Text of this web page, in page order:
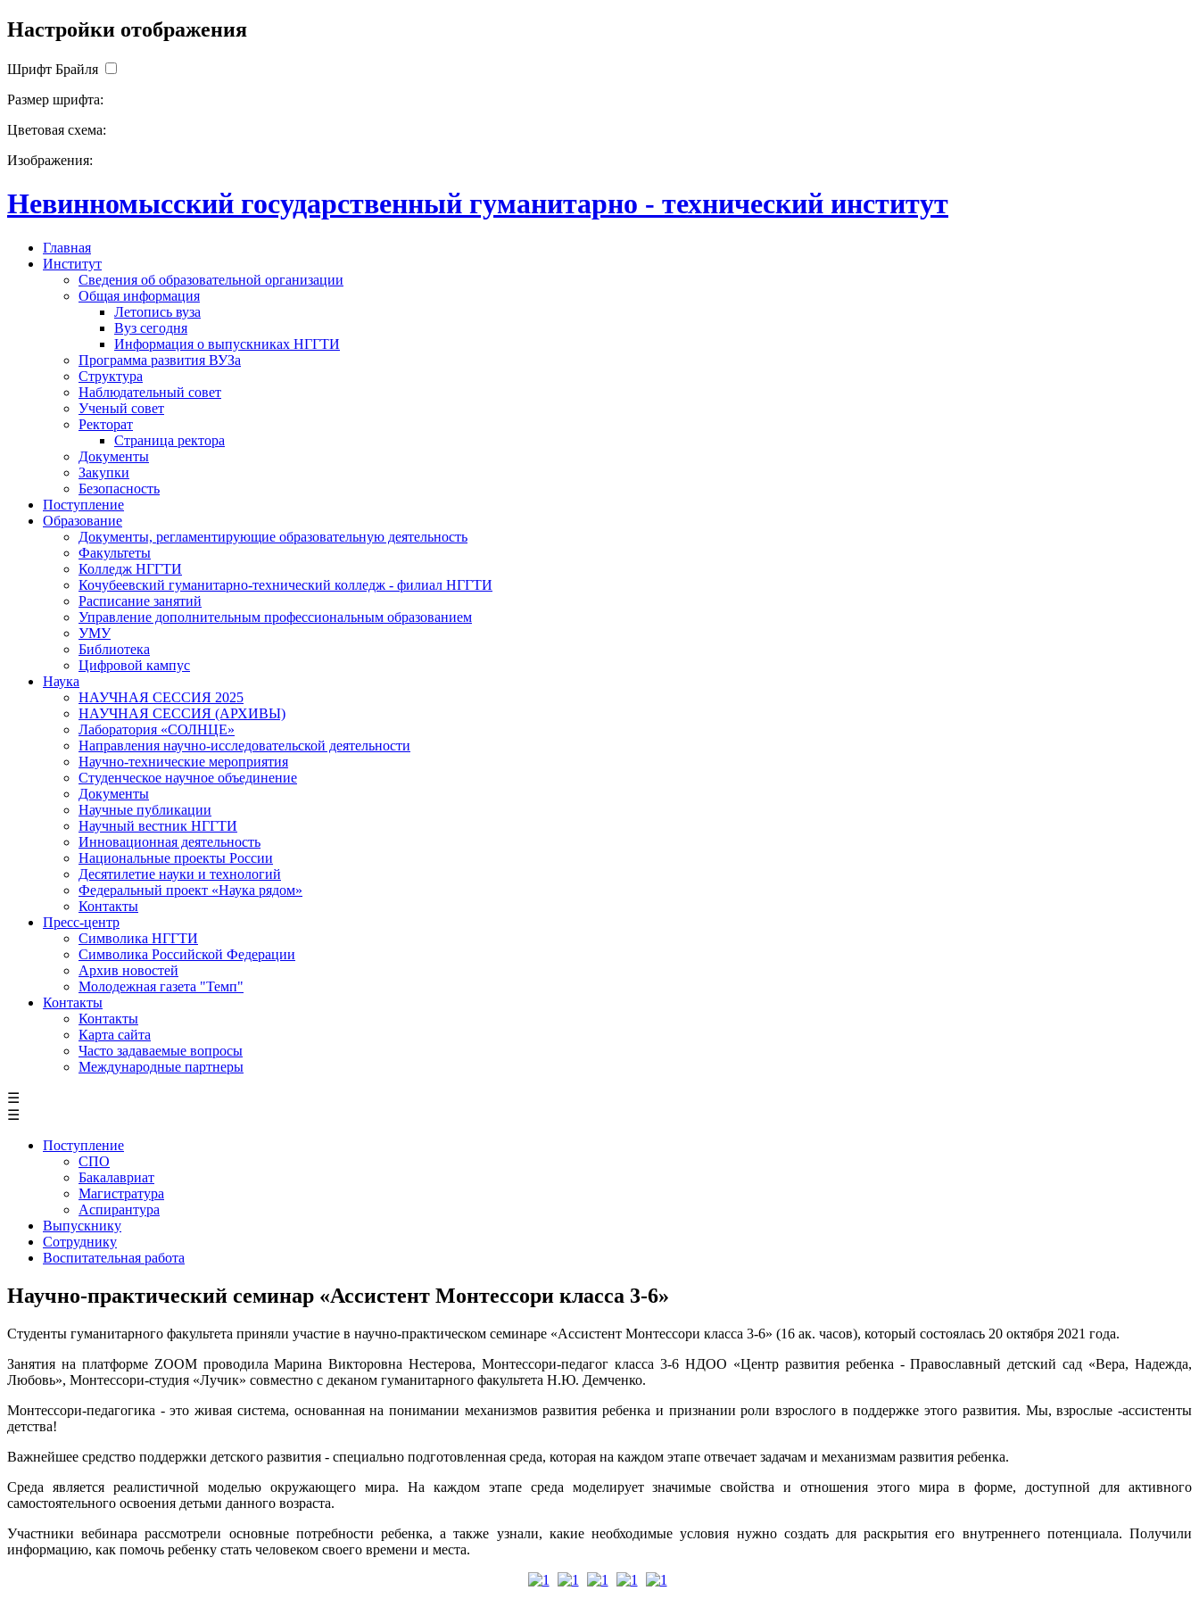
Настройки отображения
Шрифт Брайля
Размер шрифта:
Цветовая схема:
Изображения:
Невинномысский государственный гуманитарно - технический институт
Главная
Институт
Сведения об образовательной организации
Общая информация
Летопись вуза
Вуз сегодня
Информация о выпускниках НГГТИ
Программа развития ВУЗа
Структура
Наблюдательный совет
Ученый совет
Ректорат
Страница ректора
Документы
Закупки
Безопасность
Поступление
Образование
Документы, регламентирующие образовательную деятельность
Факультеты
Колледж НГГТИ
Кочубеевский гуманитарно-технический колледж - филиал НГГТИ
Расписание занятий
Управление дополнительным профессиональным образованием
УМУ
Библиотека
Цифровой кампус
Наука
НАУЧНАЯ СЕССИЯ 2025
НАУЧНАЯ СЕССИЯ (АРХИВЫ)
Лаборатория «СОЛНЦЕ»
Направления научно-исследовательской деятельности
Научно-технические мероприятия
Студенческое научное объединение
Документы
Научные публикации
Научный вестник НГГТИ
Инновационная деятельность
Национальные проекты России
Десятилетие науки и технологий
Федеральный проект «Наука рядом»
Контакты
Пресс-центр
Символика НГГТИ
Символика Российской Федерации
Архив новостей
Молодежная газета "Темп"
Контакты
Контакты
Карта сайта
Часто задаваемые вопросы
Международные партнеры
☰
☰
Поступление
СПО
Бакалавриат
Магистратура
Аспирантура
Выпускнику
Сотруднику
Воспитательная работа
Научно-практический семинар «Ассистент Монтессори класса 3-6»
Студенты гуманитарного факультета приняли участие в научно-практическом семинаре «Ассистент Монтессори класса 3-6» (16 ак. часов), который состоялась 20 октября 2021 года.
Занятия на платформе ZOOM проводила Марина Викторовна Нестерова, Монтессори-педагог класса 3-6 НДОО «Центр развития ребенка - Православный детский сад «Вера, Надежда,
Любовь», Монтессори-студия «Лучик» совместно с деканом гуманитарного факультета Н.Ю. Демченко.
Монтессори-педагогика - это живая система, основанная на понимании механизмов развития ребенка и признании роли взрослого в поддержке этого развития. Мы, взрослые -ассистенты
детства!
Важнейшее средство поддержки детского развития - специально подготовленная среда, которая на каждом этапе отвечает задачам и механизмам развития ребенка.
Среда является реалистичной моделью окружающего мира. На каждом этапе среда моделирует значимые свойства и отношения этого мира в форме, доступной для активного
самостоятельного освоения детьми данного возраста.
Участники вебинара рассмотрели основные потребности ребенка, а также узнали, какие необходимые условия нужно создать для раскрытия его внутреннего потенциала. Получили
информацию, как помочь ребенку стать человеком своего времени и места.